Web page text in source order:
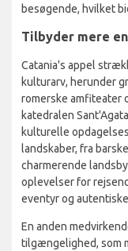
besøgende, hvilket
Tilbyder mere
Catania's appel
kulturarv, herunder
romerske amfiteater
katedralen
kulturelle
landskaber, fra
charmerende
oplevelser for
eventyr og
En anden
tilgængelighed, som